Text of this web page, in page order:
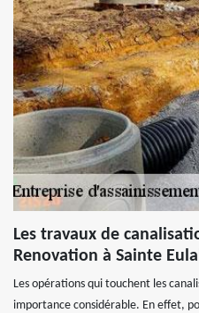
Les travaux de
Renovation à Sainte
Les opérations qui touchent les
importance considérable. En effet,